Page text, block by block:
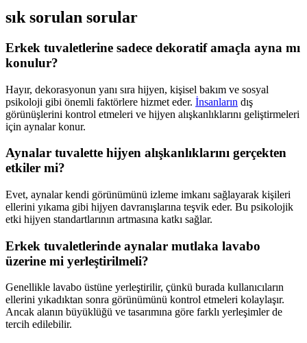
sık sorulan sorular
Erkek tuvaletlerine sadece dekoratif amaçla ayna mı
konulur?
Hayır, dekorasyonun yanı sıra hijyen, kişisel bakım ve sosyal
psikoloji gibi önemli faktörlere hizmet eder. İnsanların dış
görünüşlerini kontrol etmeleri ve hijyen alışkanlıklarını geliştirmeleri
için aynalar konur.
Aynalar tuvalette hijyen alışkanlıklarını gerçekten
etkiler mi?
Evet, aynalar kendi görünümünü izleme imkanı sağlayarak kişileri
ellerini yıkama gibi hijyen davranışlarına teşvik eder. Bu psikolojik
etki hijyen standartlarının artmasına katkı sağlar.
Erkek tuvaletlerinde aynalar mutlaka lavabo
üzerine mi yerleştirilmeli?
Genellikle lavabo üstüne yerleştirilir, çünkü burada kullanıcıların
ellerini yıkadıktan sonra görünümünü kontrol etmeleri kolaylaşır.
Ancak alanın büyüklüğü ve tasarımına göre farklı yerleşimler de
tercih edilebilir.